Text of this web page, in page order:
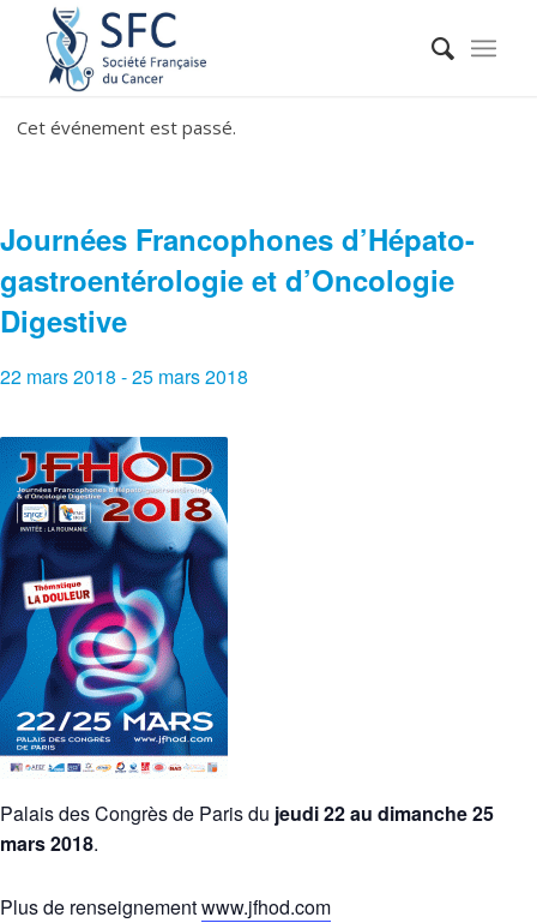
Cet événement est passé.
Journées Francophones d’Hépato-
gastroentérologie et d’Oncologie
Digestive
22 mars 2018 -25 mars 2018
Palais des Congrès de Paris du jeudi 22 au dimanche 25
mars 2018.
Plus de renseignementwww.jfhod.com